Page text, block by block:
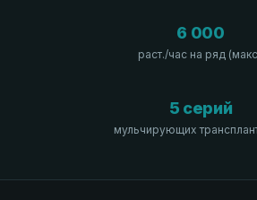
6 000
раст./час на ряд
5 серий
мульчирующих